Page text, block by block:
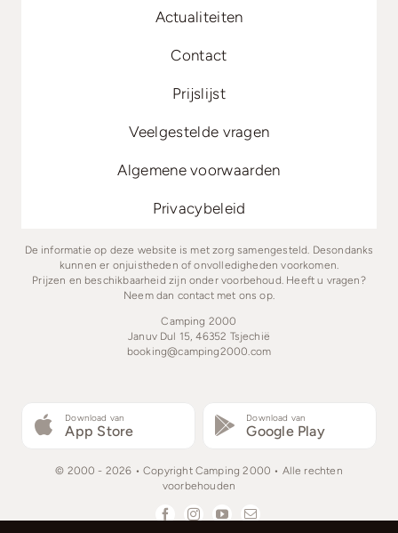
Actualiteiten
Contact
Prijslijst
Veelgestelde vragen
Algemene voorwaarden
Privacybeleid
De informatie op deze website is met zorg samengesteld. Desondanks
kunnen er onjuistheden of onvolledigheden voorkomen.
Prijzen en beschikbaarheid zijn onder voorbehoud. Heeft u vragen?
Neem dan contact met ons op.
Camping 2000
Januv Dul 15, 46352 Tsjechië
booking@camping2000.com
Download van
App Store
Download van
Google Play
© 2000 - 2026 • Copyright Camping 2000 • Alle rechten
voorbehouden